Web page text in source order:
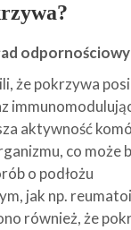
że pokrzywa
aktywność
co może
o podłożu
jak np.
również, że